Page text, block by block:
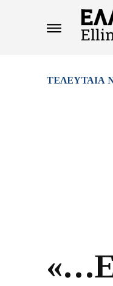
ΤΕΛΕΥΤΑΊΑ